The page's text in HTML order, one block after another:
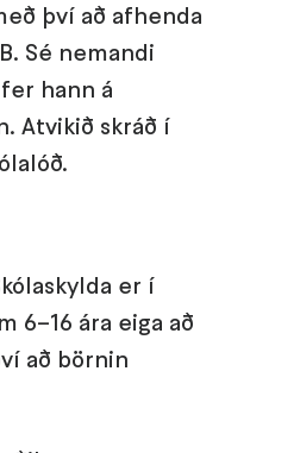
því að afhenda
Sé nemandi
hann á
Atvikið skráð í
er í
6–16 ára eiga að
að börnin